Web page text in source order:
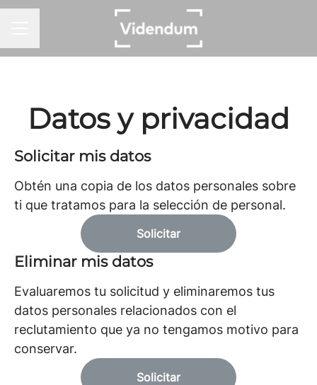
Datos y privacidad
Solicitar mis datos
Obtén una copia de los datos personales sobre
ti que tratamos para la selección de personal.
Solicitar
Eliminar mis datos
Evaluaremos tu solicitud y eliminaremos tus
datos personales relacionados con el
reclutamiento que ya no tengamos motivo para
conservar.
Solicitar